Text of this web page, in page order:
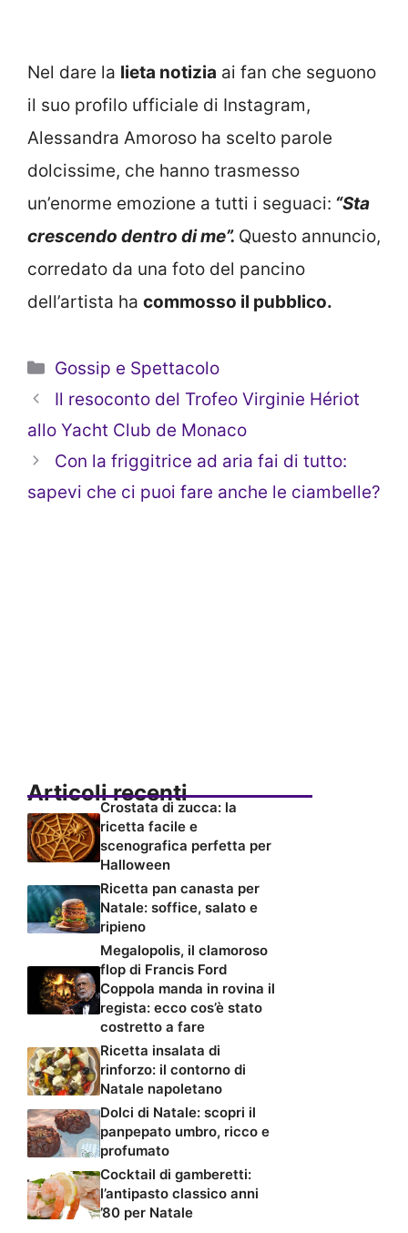
Nel dare la lieta notizia ai fan che seguono
il suo profilo ufficiale di Instagram,
Alessandra Amoroso ha scelto parole
dolcissime, che hanno trasmesso
un’enorme emozione a tutti i seguaci: “Sta
crescendo dentro di me”. Questo annuncio,
corredato da una foto del pancino
dell’artista ha commosso il pubblico.
Categorie
Gossip e Spettacolo
Il resoconto del Trofeo Virginie Hériot
allo Yacht Club de Monaco
Con la friggitrice ad aria fai di tutto:
sapevi che ci puoi fare anche le ciambelle?
Articoli recenti
Crostata di zucca: la
ricetta facile e
scenografica perfetta per
Halloween
Ricetta pan canasta per
Natale: soffice, salato e
ripieno
Megalopolis, il clamoroso
flop di Francis Ford
Coppola manda in rovina il
regista: ecco cos’è stato
costretto a fare
Ricetta insalata di
rinforzo: il contorno di
Natale napoletano
Dolci di Natale: scopri il
panpepato umbro, ricco e
profumato
Cocktail di gamberetti:
l’antipasto classico anni
’80 per Natale